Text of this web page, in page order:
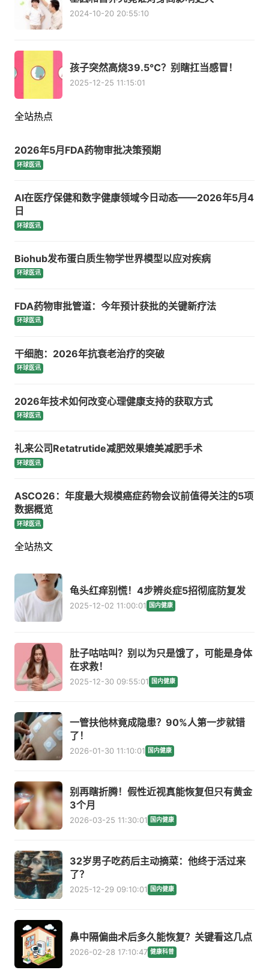
2024-10-20 20:55:10
孩子突然高烧39.5℃？别瞎扛当感冒！
2025-12-25 11:15:01
全站热点
2026年5月FDA药物审批决策预期
环球医讯
AI在医疗保健和数字健康领域今日动态——2026年5月4
日
环球医讯
Biohub发布蛋白质生物学世界模型以应对疾病
环球医讯
FDA药物审批管道：今年预计获批的关键新疗法
环球医讯
干细胞：2026年抗衰老治疗的突破
环球医讯
2026年技术如何改变心理健康支持的获取方式
环球医讯
礼来公司Retatrutide减肥效果媲美减肥手术
环球医讯
ASCO26：年度最大规模癌症药物会议前值得关注的5项
数据概览
环球医讯
全站热文
龟头红痒别慌！4步辨炎症5招彻底防复发
2025-12-02 11:00:01 国内健康
肚子咕咕叫？别以为只是饿了，可能是身体
在求救！
2025-12-30 09:55:01 国内健康
一管扶他林竟成隐患？90%人第一步就错
了！
2026-01-30 11:10:01 国内健康
别再瞎折腾！假性近视真能恢复但只有黄金
3个月
2026-03-25 11:30:01 国内健康
32岁男子吃药后主动摘菜：他终于活过来
了？
2025-12-29 09:10:01 国内健康
鼻中隔偏曲术后多久能恢复？关键看这几点
2026-02-28 17:10:47 健康科普